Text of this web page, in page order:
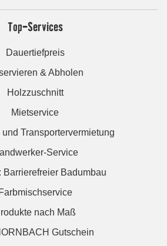
Top-Services
Dauertiefpreis
& Abholen
Holzzuschnitt
Mietservice
Transportervermietung
Service
Barrierefreier Badumbau
Farbmischservice
nach Maß
Gutschein